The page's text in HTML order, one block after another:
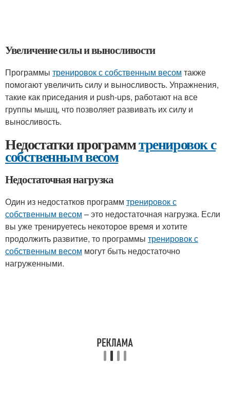
Увеличение силы и выносливости
Программы тренировок с собственным весом также
помогают увеличить силу и выносливость. Упражнения,
такие как приседания и push-ups, работают на все
группы мышц, что позволяет развивать их силу и
выносливость.
Недостатки программтренировок с
собственным весом
Недостаточная нагрузка
Один из недостатков программ тренировок с
собственным весом – это недостаточная нагрузка. Если
вы уже тренируетесь некоторое время и хотите
продолжить развитие, то программы тренировок с
собственным весом могут быть недостаточно
нагруженными.